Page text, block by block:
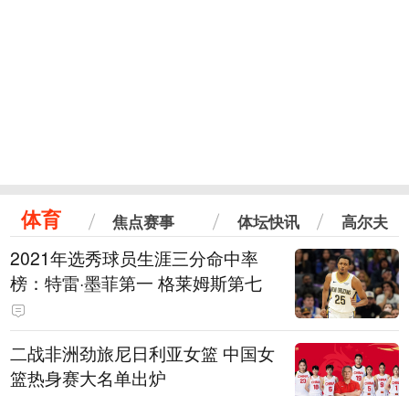
体育 焦点赛事 体坛快讯 高尔夫
2021年选秀球员生涯三分命中率
榜：特雷·墨菲第一 格莱姆斯第七
二战非洲劲旅尼日利亚女篮 中国女
篮热身赛大名单出炉